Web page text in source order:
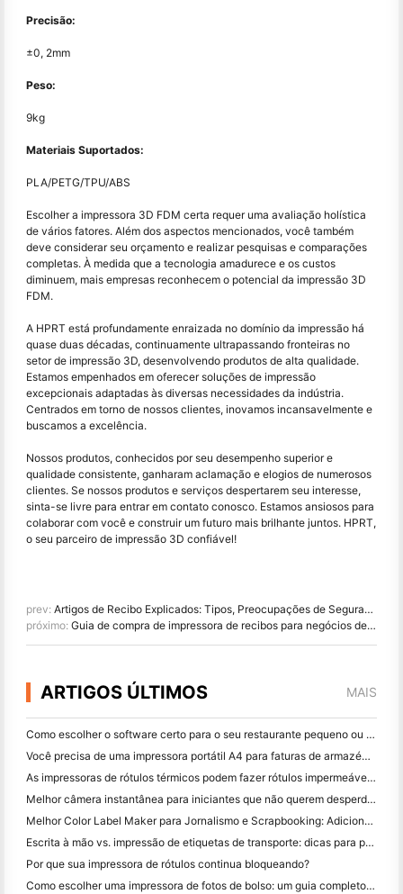
Precisão:
±0, 2mm
Peso:
9kg
Materiais Suportados:
PLA/PETG/TPU/ABS
Escolher a impressora 3D FDM certa requer uma avaliação holística
de vários fatores. Além dos aspectos mencionados, você também
deve considerar seu orçamento e realizar pesquisas e comparações
completas. À medida que a tecnologia amadurece e os custos
diminuem, mais empresas reconhecem o potencial da impressão 3D
FDM.
A HPRT está profundamente enraizada no domínio da impressão há
quase duas décadas, continuamente ultrapassando fronteiras no
setor de impressão 3D, desenvolvendo produtos de alta qualidade.
Estamos empenhados em oferecer soluções de impressão
excepcionais adaptadas às diversas necessidades da indústria.
Centrados em torno de nossos clientes, inovamos incansavelmente e
buscamos a excelência.
Nossos produtos, conhecidos por seu desempenho superior e
qualidade consistente, ganharam aclamação e elogios de numerosos
clientes. Se nossos produtos e serviços despertarem seu interesse,
sinta-se livre para entrar em contato conosco. Estamos ansiosos para
colaborar com você e construir um futuro mais brilhante juntos. HPRT,
o seu parceiro de impressão 3D confiável!
prev: Artigos de Recibo Explicados: Tipos, Preocupações de Segurança BPA e Impacto Ambiental
próximo: Guia de compra de impressora de recibos para negócios de varejo e restaurantes
ARTIGOS ÚLTIMOS MAIS
Como escolher o software certo para o seu restaurante pequeno ou médio
Você precisa de uma impressora portátil A4 para faturas de armazém? O que realmente funciona
As impressoras de rótulos térmicos podem fazer rótulos impermeáveis ​​para produtos de pequenas empresas?
Melhor câmera instantânea para iniciantes que não querem desperdiçar papel
Melhor Color Label Maker para Jornalismo e Scrapbooking: Adicione Mais Cor a Cada Página
Escrita à mão vs. impressão de etiquetas de transporte: dicas para pequenas empresas em 2026
Por que sua impressora de rótulos continua bloqueando?
Como escolher uma impressora de fotos de bolso: um guia completo para usuários de jornal, viagens e iPhone